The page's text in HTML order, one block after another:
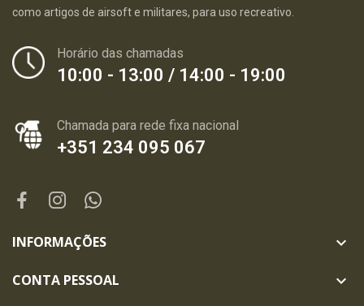
como artigos de airsoft e militares, para uso recreativo.
Horário das chamadas
10:00 - 13:00 / 14:00 - 19:00
Chamada para rede fixa nacional
+351 234 095 067
INFORMAÇÕES 
CONTA PESSOAL 